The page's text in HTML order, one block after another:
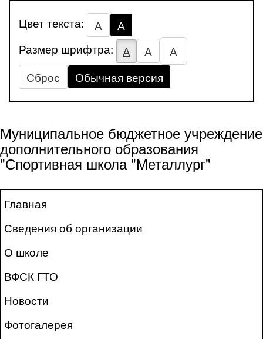
Цвет текста: А
А
Размер шрифтра:
А А
А
Сброс
Обычная версия
Муниципальное бюджетное учреждение
дополнительного образования
"Спортивная школа "Металлург"
Главная
Сведения об организации
О школе
ВФСК ГТО
Новости
Фотогалерея